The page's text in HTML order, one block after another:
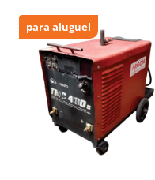
para aluguel